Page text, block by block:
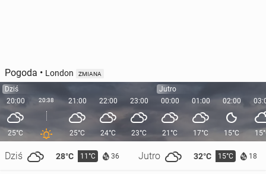
Pogoda • London ZMIANA
Dziś
20:00
25°C
Dziś 28°C 11°C 36 Jutro 32°C 15°C 18
20:38 21:00
25°C
22:00
24°C
23:00
23°C
Jutro
00:00
21°C
01:00
17°C
02:00
15°C